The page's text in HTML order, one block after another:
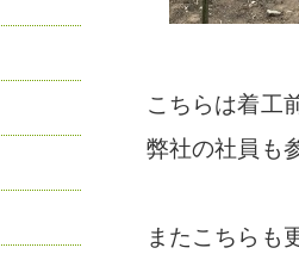
こちらは着工
弊社の社員も
またこちらも